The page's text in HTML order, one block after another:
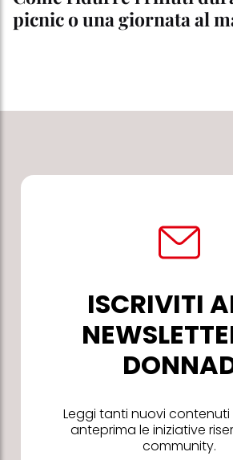
picnic o una giornata al
ISCRIVITI
Leggi tanti nuovi contenuti
anteprima le iniziative
community.